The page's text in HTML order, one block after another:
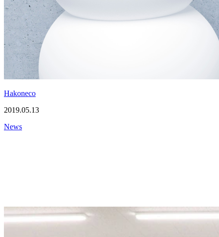
Hakoneco
2019.05.13
News